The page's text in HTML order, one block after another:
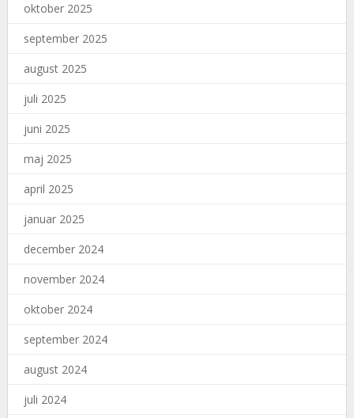
oktober 2025
september 2025
august 2025
juli 2025
juni 2025
maj 2025
april 2025
januar 2025
december 2024
november 2024
oktober 2024
september 2024
august 2024
juli 2024